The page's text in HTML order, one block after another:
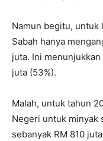
Namun begitu, untuk
Sabah hanya
juta. Ini
juta (53%).
Malah, untuk tahun
Negeri untuk minyak
sebanyak RM 810